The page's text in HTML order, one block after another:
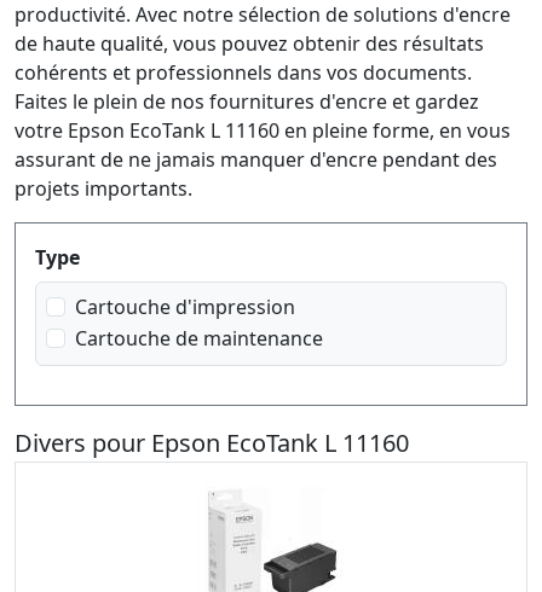
productivité. Avec notre sélection de solutions d'encre
de haute qualité, vous pouvez obtenir des résultats
cohérents et professionnels dans vos documents.
Faites le plein de nos fournitures d'encre et gardez
votre Epson EcoTank L 11160 en pleine forme, en vous
assurant de ne jamais manquer d'encre pendant des
projets importants.
Produktfilter
Type
Cartouche d'impression
Cartouche de maintenance
Divers pour Epson EcoTank L 11160